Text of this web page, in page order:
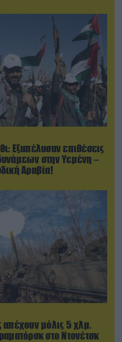
Eξαπέλυσαν επιθέσεις
στην Υεμένη –
Αραβία!
απέχουν μόλις 5 χλμ.
στο Ντονέτσκ